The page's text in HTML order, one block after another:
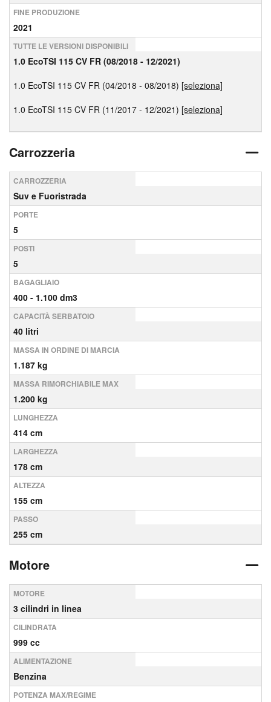
FINE PRODUZIONE
2021
TUTTE LE VERSIONI DISPONIBILI
1.0 EcoTSI 115 CV FR (08/2018 - 12/2021)
1.0 EcoTSI 115 CV FR (04/2018 - 08/2018) [seleziona]
1.0 EcoTSI 115 CV FR (11/2017 - 12/2021) [seleziona]
Carrozzeria
CARROZZERIA
Suv e Fuoristrada
PORTE
5
POSTI
5
BAGAGLIAIO
400 - 1.100 dm3
CAPACITÀ SERBATOIO
40 litri
MASSA IN ORDINE DI MARCIA
1.187 kg
MASSA RIMORCHIABILE MAX
1.200 kg
LUNGHEZZA
414 cm
LARGHEZZA
178 cm
ALTEZZA
155 cm
PASSO
255 cm
Motore
MOTORE
3 cilindri in linea
CILINDRATA
999 cc
ALIMENTAZIONE
Benzina
POTENZA MAX/REGIME